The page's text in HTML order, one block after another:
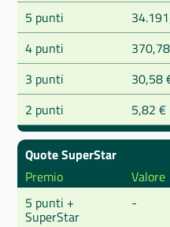
5 punti
4 punti
3 punti
30,58
2 punti
5,82 €
Quote SuperStar
Premio
Valore
5 punti +
SuperStar
-